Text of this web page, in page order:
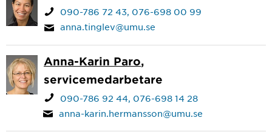
090-786 72 43 076-698 00 99
anna.tinglev@umu.se
Anna-Karin Paro,
servicemedarbetare
090-786 92 44 076-698 14 28
anna-karin.hermansson@umu.se